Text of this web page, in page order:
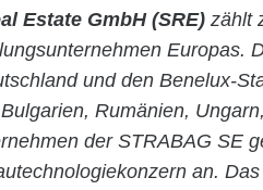
Estate GmbH (SRE) zählt
Europas.
und den Benelux-
Rumänien,
der STRABAG SE
an.